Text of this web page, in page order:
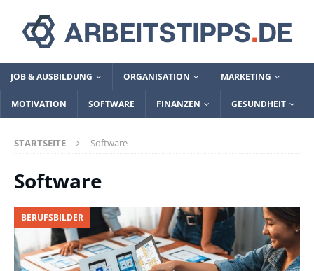
JOB & AUSBILDUNG ORGANISATION MARKETING
MOTIVATION SOFTWARE FINANZEN GESUNDHEIT
STARTSEITE Software
Software
BERUFSBILDER